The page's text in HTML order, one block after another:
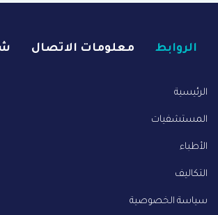
الروابط معلومات الاتصال
الرئيسية
المستشفيات
الأطباء
التكاليف
سياسة الخصوصية